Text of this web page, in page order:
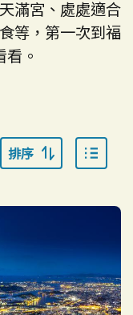
滿宮、處處適合
等，第一次到福
。
排序